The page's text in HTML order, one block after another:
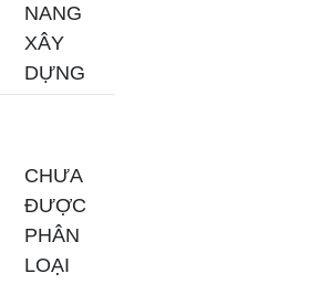
NANG
XÂY
DỰNG
CHƯA
ĐƯỢC
PHÂN
LOẠI